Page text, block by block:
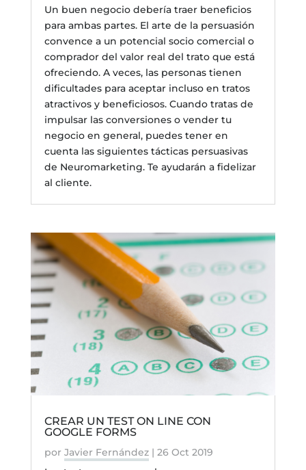
Un buen negocio debería traer beneficios
para ambas partes. El arte de la persuasión
convence a un potencial socio comercial o
comprador del valor real del trato que está
ofreciendo. A veces, las personas tienen
dificultades para aceptar incluso en tratos
atractivos y beneficiosos. Cuando tratas de
impulsar las conversiones o vender tu
negocio en general, puedes tener en
cuenta las siguientes tácticas persuasivas
de Neuromarketing. Te ayudarán a fidelizar
al cliente.
CREAR UN TEST ON LINE CON
GOOGLE FORMS
por Javier Fernández| 26 Oct 2019